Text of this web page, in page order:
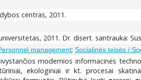
centras, 2011.
2011. Dr. disert. santrauka:
management;Socialinės teisės /
modernios informacinės
ekologiniai ir kt. procesai